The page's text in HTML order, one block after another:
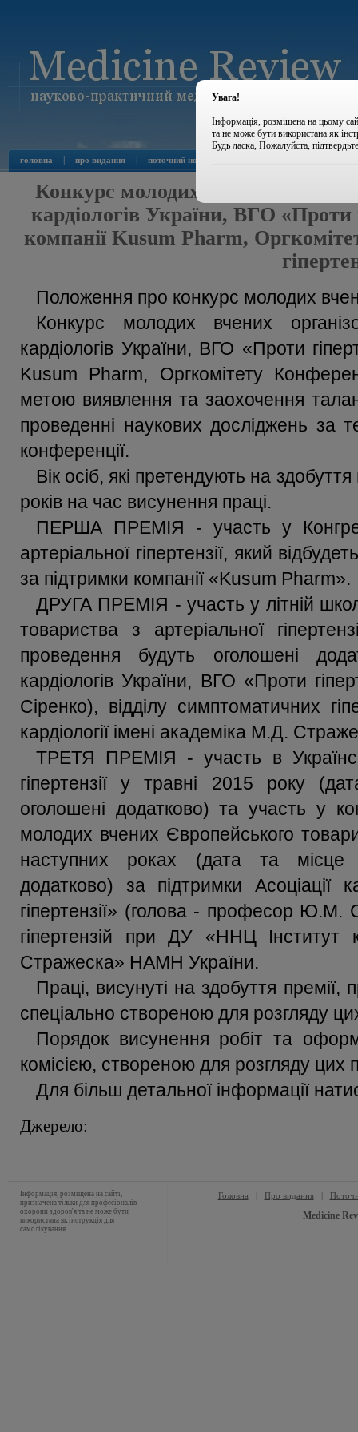
головна про видання поточний номер
Конкурс молодих вчених
кардіологів України, ВГО «Проти
компанії Kusum Pharm,
Положення про конкурс молодих
Конкурс молодих вчених
кардіологів України, ВГО «Проти
Kusum Pharm, Оргкомітету
метою виявлення та заохочення
проведенні наукових досліджень за
конференції.
Вік осіб, які претендують на
років на час висунення праці.
ПЕРША ПРЕМІЯ - участь у
артеріальної гіпертензії, який
за підтримки компанії «Kusum Pharm».
ДРУГА ПРЕМІЯ - участь у літній
товариства з артеріальної
проведення будуть оголошені
кардіологів України, ВГО «Проти
Сіренко), відділу симптоматичних
кардіології імені академіка М.Д.
ТРЕТЯ ПРЕМІЯ - участь в
гіпертензії у травні 2015 року
оголошені додатково) та участь у
молодих вчених Європейського
наступних роках (дата та місце
додатково) за підтримки Асоціації
гіпертензії» (голова - професор Ю.М.
гіпертензій при ДУ «ННЦ Інститут
Стражеска» НАМН України.
Праці, висунуті на здобуття
спеціально створеною для розгляду
Порядок висунення робіт та
комісією, створеною для розгляду цих
Для більш детальної інформації
Джерело:
Інформація, розміщена на сайті,
призначена тільки для професіоналів
охорони здоров'я та не може бути
використана як інструкція для
самолікування.
Головна | Про видання |
Medicine
Увага!
Інформація, розміщена на цьому
та не може бути використана як
Будь ласка, Пожалуйста,